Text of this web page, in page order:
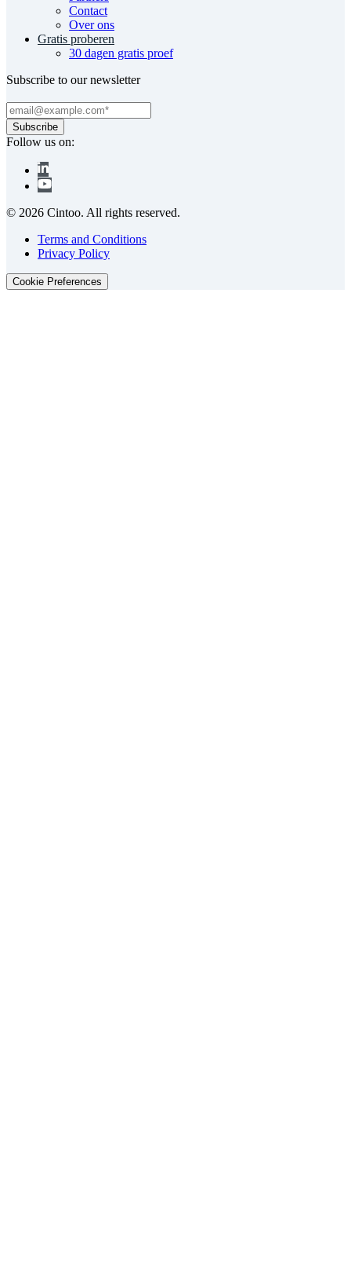
Contact
Over ons
Gratis proberen
30 dagen gratis proef
Subscribe to our newsletter
Follow us on:
© 2026 Cintoo. All rights reserved.
Terms and Conditions
Privacy Policy
Cookie Preferences